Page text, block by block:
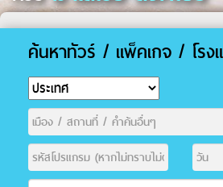
ค้นหาทัวร์ / แพ็คเกจ / โรง